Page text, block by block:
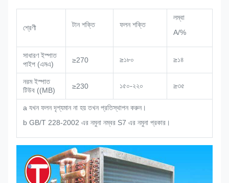
শ্রেণী টান শক্তি ফলন শক্তি
লম্বা
A/%
সাধারণ ইস্পাত
পাইপ (এমএ)
≥270 ≥১৮০ ≥১৪
নরম ইস্পাত
টিউব ((MB)
≥230 ১৫০-২২০ ≥৩৫
a যখন ফলন দৃশ্যমান না হয় তখন প্রতিস্থাপন করুন।
b GB/T 228-2002 এর নমুনা নম্বর S7 এর নমুনা প্রকার।